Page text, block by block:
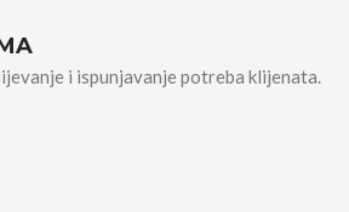
i ispunjavanje potreba klijenata.